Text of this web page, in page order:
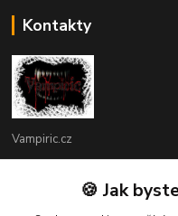
Kontakty
Vampiric.cz
+420 774 198 598
🍪 Jak